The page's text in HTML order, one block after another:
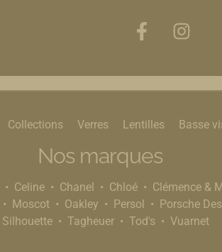
Collections Verres Lentilles Basse
Nos marques
Celine Chanel Chloé Clémence &
Moscot Oakley Persol Porsche
Silhouette
Tagheuer Tod's Vuarnet